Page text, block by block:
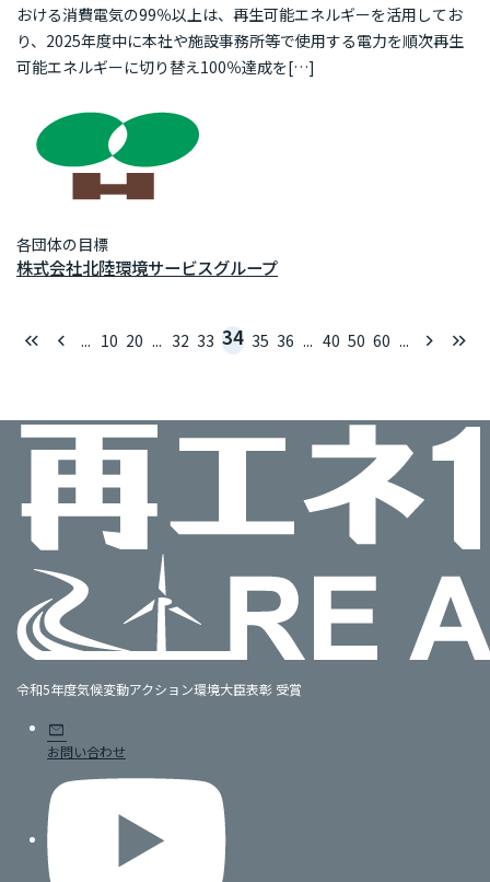
おける消費電気の99％以上は、再生可能エネルギーを活用してお
り、2025年度中に本社や施設事務所等で使用する電力を順次再生
可能エネルギーに切り替え100％達成を[…]
各団体の目標
株式会社北陸環境サービスグループ
keyboard_double_arrow_left keyboard_arrow_left ... 10 20 ... 32 33 34 35 36 ... 40 50 60 ... keyboard_arrow_right keyboard_double_arrow_right
令和5年度気候変動アクション環境大臣表彰 受賞
mail
お問い合わせ